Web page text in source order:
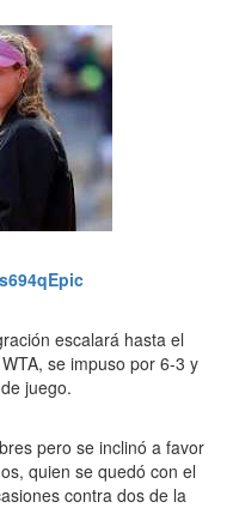
escalará hasta el
se impuso por 6-3 y
juego.
pero se inclinó a favor
quien se quedó con el
contra dos de la